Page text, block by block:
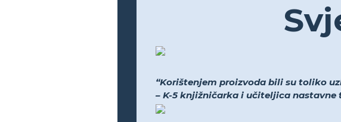
“Korištenjem proizvoda bili su toliko
– K-5 knjižničarka i učiteljica nastavne